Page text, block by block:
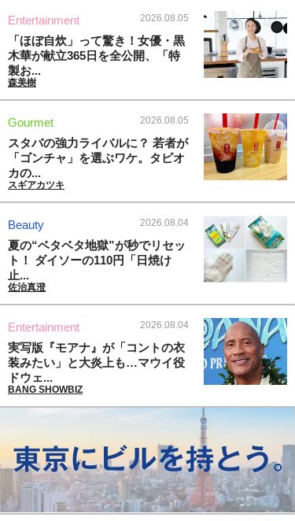
Entertainment 2026.08.05
「ほぼ自炊」って驚き！女優・黒
木華が献立365日を全公開、「特
製お...
森美樹
Gourmet 2026.08.05
スタバの強力ライバルに？ 若者が
「ゴンチャ」を選ぶワケ。タピオ
カの...
スギアカツキ
Beauty 2026.08.04
夏の“ベタベタ地獄”が秒でリセッ
ト！ ダイソーの110円「日焼け
止...
佐治真澄
Entertainment 2026.08.04
実写版『モアナ』が「コントの衣
装みたい」と大炎上も…マウイ役
ドウェ...
BANG SHOWBIZ